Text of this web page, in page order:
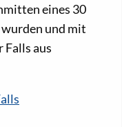
eines 30
und mit
Falls aus